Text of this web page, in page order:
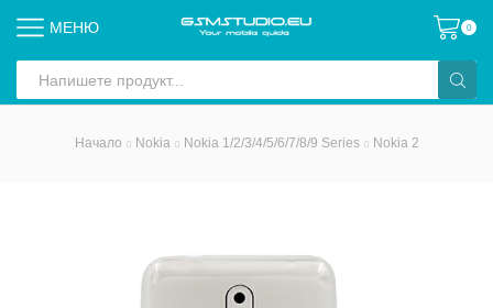
МЕНЮ 0
input
Начало Nokia Nokia 1/2/3/4/5/6/7/8/9 Series Nokia 2